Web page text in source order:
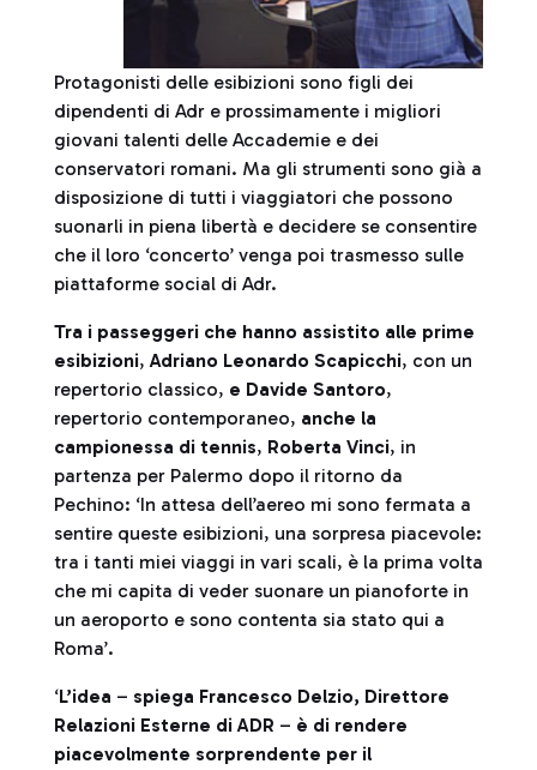
Protagonisti delle esibizioni sono figli dei
dipendenti di Adr e prossimamente i migliori
giovani talenti delle Accademie e dei
conservatori romani. Ma gli strumenti sono già a
disposizione di tutti i viaggiatori che possono
suonarli in piena libertà e decidere se consentire
che il loro ‘concerto’ venga poi trasmesso sulle
piattaforme social di Adr.
Tra i passeggeri che hanno assistito alle prime
esibizioni,Adriano Leonardo Scapicchi, con un
repertorio classico, e Davide Santoro,
repertorio contemporaneo, anche la
campionessa di tennis, Roberta Vinci, in
partenza per Palermo dopo il ritorno da
Pechino: ‘In attesa dell’aereo mi sono fermata a
sentire queste esibizioni, una sorpresa piacevole:
tra i tanti miei viaggi in vari scali, è la prima volta
che mi capita di veder suonare un pianoforte in
un aeroporto e sono contenta sia stato qui a
Roma’.
‘L’idea – spiega Francesco Delzio, Direttore
Relazioni Esterne di ADR – è di rendere
piacevolmente sorprendente per il